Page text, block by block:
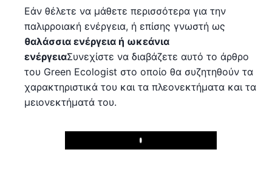
Εάν θέλετε να μάθετε περισσότερα για την
παλιρροιακή ενέργεια, ή επίσης γνωστή ως
θαλάσσια ενέργεια ή ωκεάνια
ενέργειαΣυνεχίστε να διαβάζετε αυτό το άρθρο
του Green Ecologist στο οποίο θα συζητηθούν τα
χαρακτηριστικά του και τα πλεονεκτήματα και τα
μειονεκτήματά του.
Play